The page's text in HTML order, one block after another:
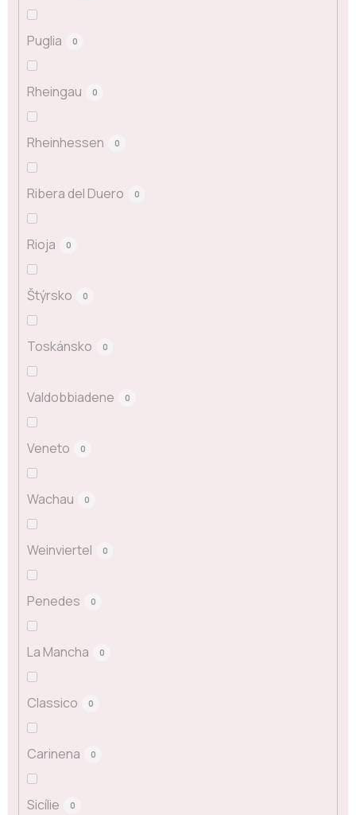
Puglia 0
Rheingau 0
Rheinhessen 0
Ribera del Duero 0
Rioja 0
Štýrsko 0
Toskánsko 0
Valdobbiadene 0
Veneto 0
Wachau 0
Weinviertel 0
Penedes 0
La Mancha 0
Classico 0
Carinena 0
Sicílie 0